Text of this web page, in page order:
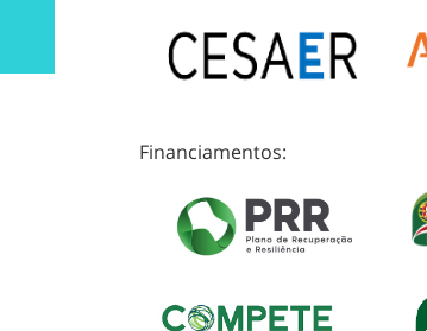
Financiamentos: